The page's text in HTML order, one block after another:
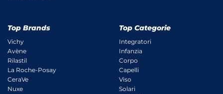
Top Brands
Vichy
Avène
Rilastil
La Roche-Posay
CeraVe
Nuxe
Top Categorie
Integratori
Infanzia
Corpo
Capelli
Viso
Solari